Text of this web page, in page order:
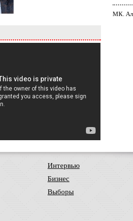
МК.
Интервью
Бизнес
Выборы